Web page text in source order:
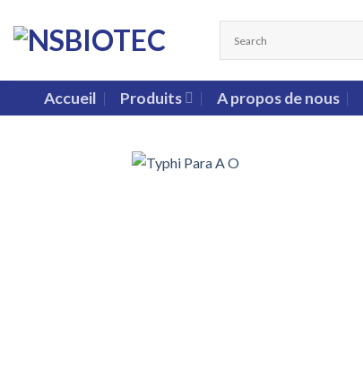
Accueil Produits A propos de nous